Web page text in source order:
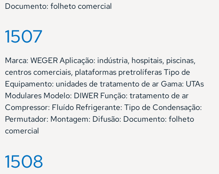
Documento: folheto comercial
1507
Marca: WEGER Aplicação: indústria, hospitais, piscinas,
centros comerciais, plataformas pretrolíferas Tipo de
Equipamento: unidades de tratamento de ar Gama: UTAs
Modulares Modelo: DIWER Função: tratamento de ar
Compressor: Fluído Refrigerante: Tipo de Condensação:
Permutador: Montagem: Difusão: Documento: folheto
comercial
1508